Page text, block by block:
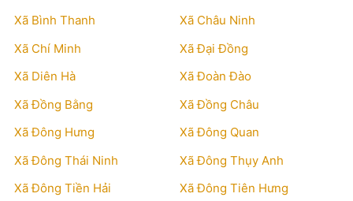
Xã Bình Thanh
Xã Châu Ninh
Xã Chí Minh
Xã Đại Đồng
Xã Diên Hà
Xã Đoàn Đào
Xã Đồng Bằng
Xã Đồng Châu
Xã Đông Hưng
Xã Đông Quan
Xã Đông Thái Ninh
Xã Đông Thụy Anh
Xã Đông Tiền Hải
Xã Đông Tiên Hưng